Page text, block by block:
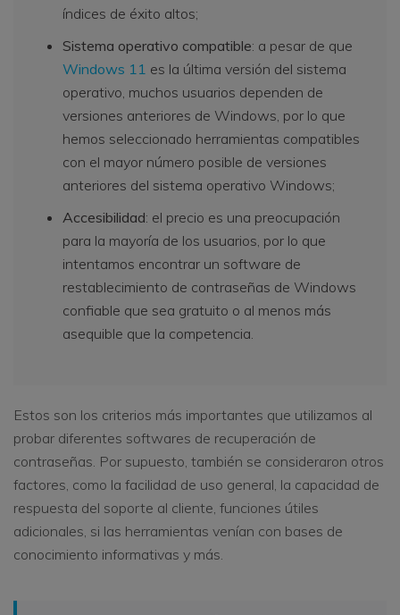
índices de éxito altos;
Sistema operativo compatible: a pesar de que
Windows 11 es la última versión del sistema
operativo, muchos usuarios dependen de
versiones anteriores de Windows, por lo que
hemos seleccionado herramientas compatibles
con el mayor número posible de versiones
anteriores del sistema operativo Windows;
Accesibilidad: el precio es una preocupación
para la mayoría de los usuarios, por lo que
intentamos encontrar un software de
restablecimiento de contraseñas de Windows
confiable que sea gratuito o al menos más
asequible que la competencia.
Estos son los criterios más importantes que utilizamos al
probar diferentes softwares de recuperación de
contraseñas. Por supuesto, también se consideraron otros
factores, como la facilidad de uso general, la capacidad de
respuesta del soporte al cliente, funciones útiles
adicionales, si las herramientas venían con bases de
conocimiento informativas y más.